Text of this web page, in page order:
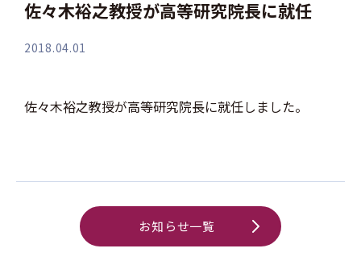
佐々木裕之教授が高等研究院長に就任
2018.04.01
佐々木裕之教授が高等研究院長に就任しました。
お知らせ一覧